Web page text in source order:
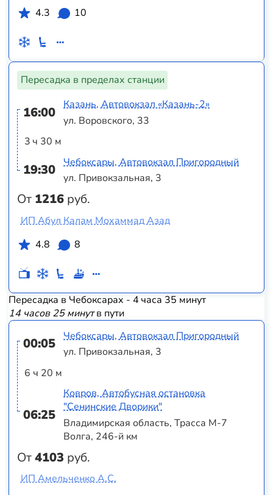
4.3
10
Пересадка в пределах станции
16:00
3 ч 30 м
19:30
От 1216 руб.
Казань, Автовокзал «‎Казань-2»
ул. Воровского, 33
Чебоксары, Автовокзал Пригородный
ул. Привокзальная, 3
ИП Абул Калам Мохаммад Азад
4.8
8
Пересадка в Чебоксарах - 4 часа 35 минут
14 часов 25 минутв пути
00:05
6 ч 20 м
06:25
От4103 руб.
Чебоксары, Автовокзал Пригородный
ул. Привокзальная, 3
Ковров, Автобусная остановка
"Сенинские Дворики"
Владимирская область, Трасса М-7
Волга, 246-й км
ИП Амельченко А.С.